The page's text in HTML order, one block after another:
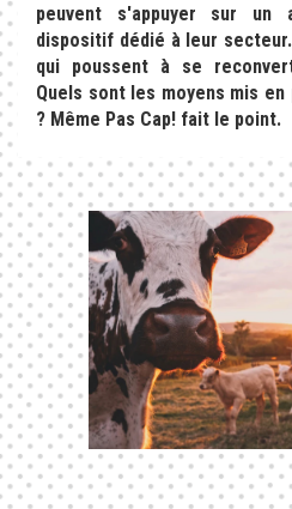
peuvent s'appuyer sur un
dispositif dédié à leur
qui poussent à se
Quels sont les moyens mis
? Même Pas Cap! fait le point.